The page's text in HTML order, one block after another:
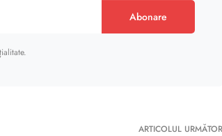
Abonare
ARTICOLUL URMĂTOR